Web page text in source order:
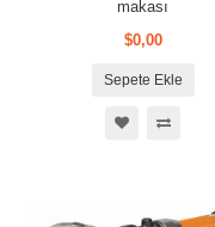
makası
$0,00
Sepete Ekle